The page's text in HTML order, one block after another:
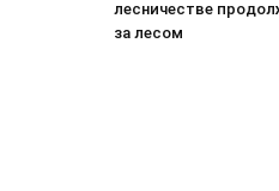
лесничестве
за лесом